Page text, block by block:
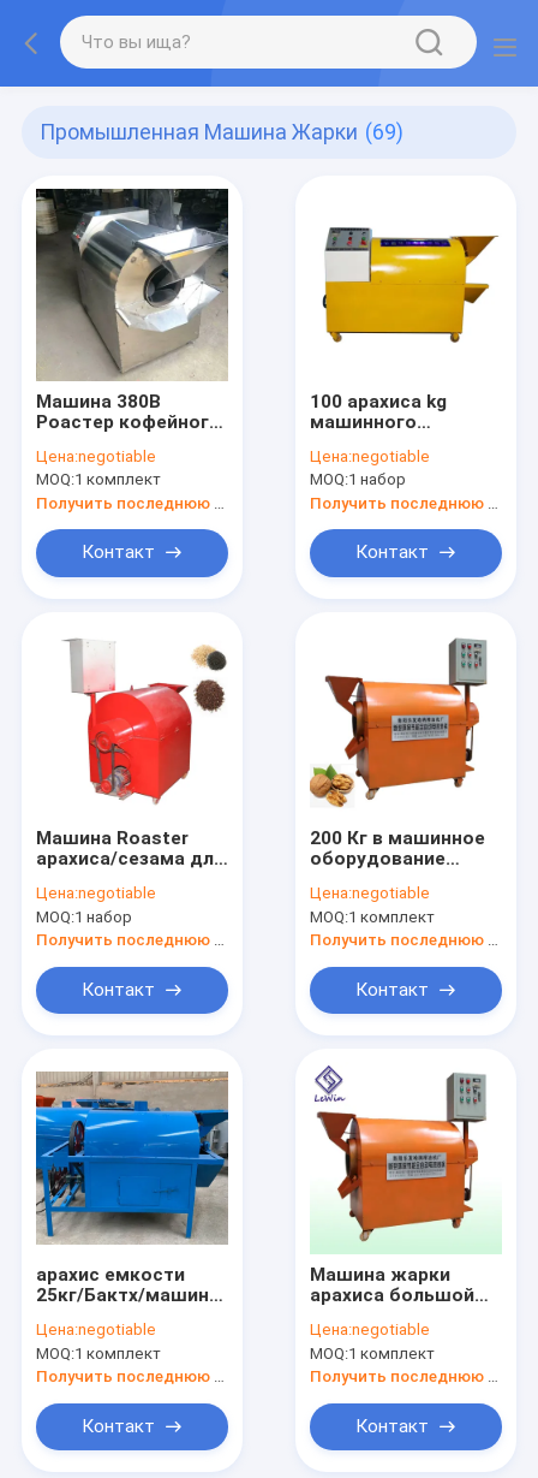
Промышленная Машина Жарки (69)
Машина 380В
Роастер кофейного
цвета
электрическая с
гарантией 1 года
Цена:negotiable
MOQ:1 комплект
Контакт
100 арахиса kg
машинного
Roaster для
промышленной
жарки
Цена:negotiable
MOQ:1 набор
Контакт
Машина Roaster
арахиса/сезама для
Цена:negotiable
MOQ:1 набор
Контакт
200 Кг в машинное
оборудование
ореха машины
жарки часа
промышленное
Цена:negotiable
MOQ:1 комплект
Контакт
арахис емкости
25кг/Бактх/машина
высокой
эффективностью
малошумной
Цена:negotiable
MOQ:1 комплект
Получить последнюю цену
Контакт
Машина жарки
арахиса большой
жарки арахиса
гарантия 1 года
Цена:negotiable
MOQ:1 комплект
Получить последнюю цену
Контакт